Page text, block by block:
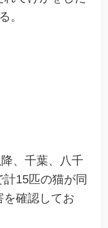
。
、千葉、八千
15匹の猫が同
確認してお